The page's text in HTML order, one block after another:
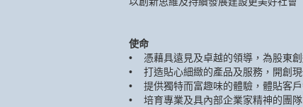
使命
• 憑藉具遠見及卓越的領導，為股東
• 打造貼心細緻的產品及服務，開創
• 提供獨特而富趣味的體驗，體貼客
• 培育專業及具內部企業家精神的團